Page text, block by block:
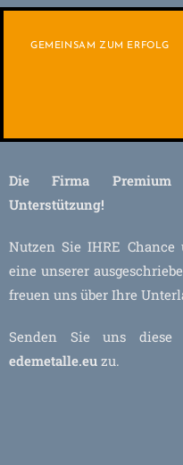
GEMEINSAM ZUM ERFOLG
Die Firma Premium
Unterstützung!
Nutzen Sie IHRE
eine unserer
freuen uns über Ihre
Senden Sie uns
edemetalle.eu zu.